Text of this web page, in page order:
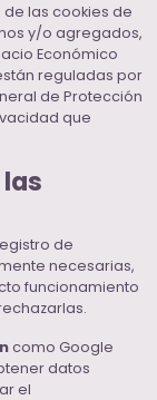
las cookies de
y/o agregados,
Económico
reguladas por
de Protección
que
de
necesarias,
funcionamiento
como Google
datos
el